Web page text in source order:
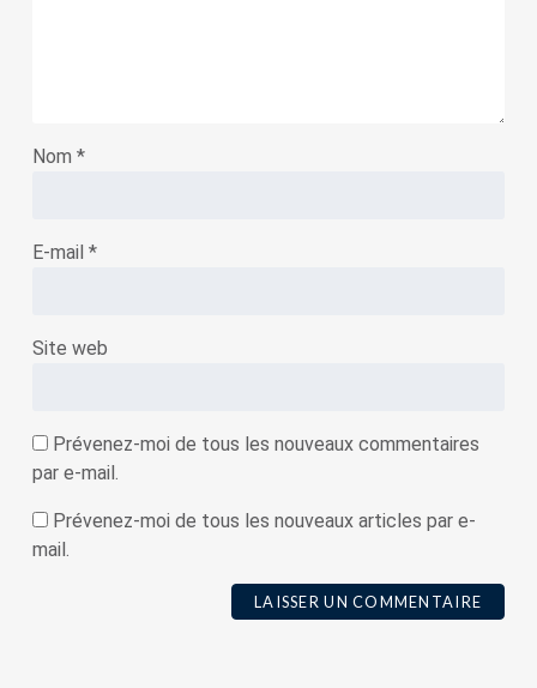
Nom *
E-mail *
Site web
Prévenez-moi de tous les nouveaux commentaires
par e-mail.
Prévenez-moi de tous les nouveaux articles par e-
mail.